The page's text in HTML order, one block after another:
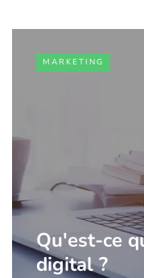
MARKETING
Qu'est-ce
digital ?